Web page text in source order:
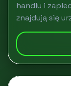
handlu i
znajdują się